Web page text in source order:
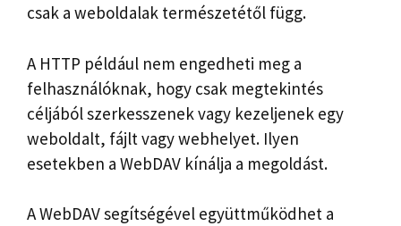
csak a weboldalak természetétől függ.
A HTTP például nem engedheti meg a
felhasználóknak, hogy csak megtekintés
céljából szerkesszenek vagy kezeljenek egy
weboldalt, fájlt vagy webhelyet. Ilyen
esetekben a WebDAV kínálja a megoldást.
A WebDAV segítségével együttműködhet a